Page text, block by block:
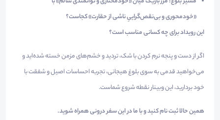
«خودمحوری و بی‌نقص‌گراییِ ناشی از حقارت» کجاست؟
این رویداد برای چه کسانی مناسب است؟
اگر از دست و پنجه نرم کردن با شک، تردید و خشم‌های مزمن خسته شده‌اید و
می‌خواهید قدمی به سوی بلوغ هیجانی، تجربه احساسات اصیل و شفقت با
خود بردارید، این وبینار نقطه شروع شماست.
همین حالا ثبت نام کنید و با ما در این سفر درونی همراه شوید.